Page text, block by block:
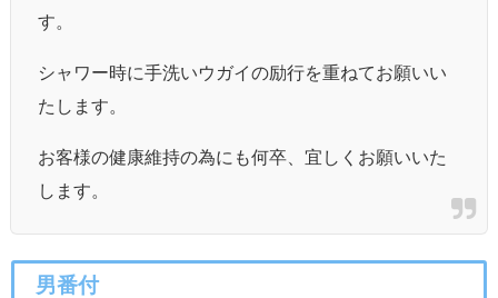
す。
シャワー時に手洗いウガイの励行を重ねてお願いい
たします。
お客様の健康維持の為にも何卒、宜しくお願いいた
します。
男番付